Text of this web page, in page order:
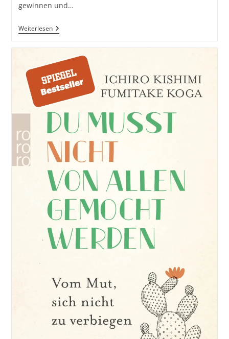
gewinnen und…
WeiterlesenRead
More
Statt
Gerüchte
Und
Über
Andere
Reden!
Wenn
Du
Seit
Dem
Ersten
Lockdown
Jeden
Tag
Eine
Seite
Gelesen
Hättest…
37
Motivierende
Und
Tricks